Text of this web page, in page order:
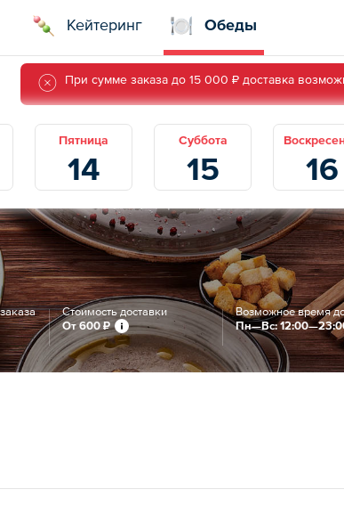
Кейтеринг Обеды
При сумме заказа до 15 000 ₽ доставка
Пятница
14
Суббота
15 16
Стоимость доставки
От600 ₽
Возможное время
Пн—Вс: